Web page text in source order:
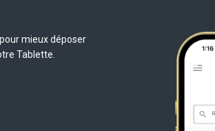
mieux déposer
Tablette.